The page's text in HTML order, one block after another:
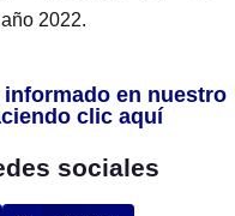
2022.
en nuestro
clic aquí
sociales